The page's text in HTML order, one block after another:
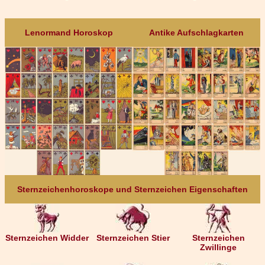
Lenormand Horoskop Antike Aufschlagkarten
Sternzeichenhoroskope und Sternzeichen Eigenschaften
Sternzeichen Widder Sternzeichen Stier
Sternzeichen
Zwillinge